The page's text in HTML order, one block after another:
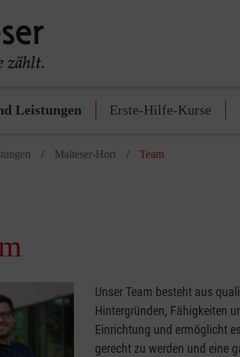
Leistungen Erste-Hilfe-Kurse
Malteser-Hort Team
Unser Team besteht aus
Hintergründen, Fähigkeiten
Einrichtung und ermöglicht
gerecht zu werden und eine